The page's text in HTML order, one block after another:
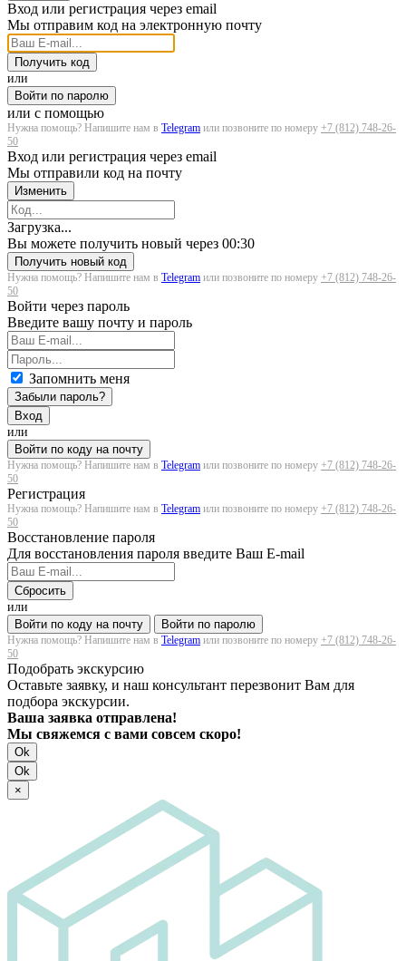
Вход или регистрация через email
Мы отправим код на электронную почту
Получить код
или
Войти по паролю
или с помощью
Нужна помощь? Напишите нам в Telegram или позвоните по номеру +7 (812) 748-26-
50
Вход или регистрация через email
Мы отправили код на почту
Изменить
Загрузка...
Вы можете получить новый через 00:30
Получить новый код
Нужна помощь? Напишите нам в Telegram или позвоните по номеру +7 (812) 748-26-
50
Войти через пароль
Введите вашу почту и пароль
Запомнить меня
Забыли пароль?
Вход
или
Войти по коду на почту
Нужна помощь? Напишите нам в Telegram или позвоните по номеру +7 (812) 748-26-
50
Регистрация
Нужна помощь? Напишите нам в Telegram или позвоните по номеру +7 (812) 748-26-
50
Восстановление пароля
Для восстановления пароля введите Ваш E-mail
Сбросить
или
Войти по коду на почту
Войти по паролю
Нужна помощь? Напишите нам в Telegram или позвоните по номеру +7 (812) 748-26-
50
Подобрать экскурсию
Оставьте заявку, и наш консультант перезвонит Вам для
подбора экскурсии.
Ваша заявка отправлена!
Мы свяжемся с вами совсем скоро!
Ok
Ok
×